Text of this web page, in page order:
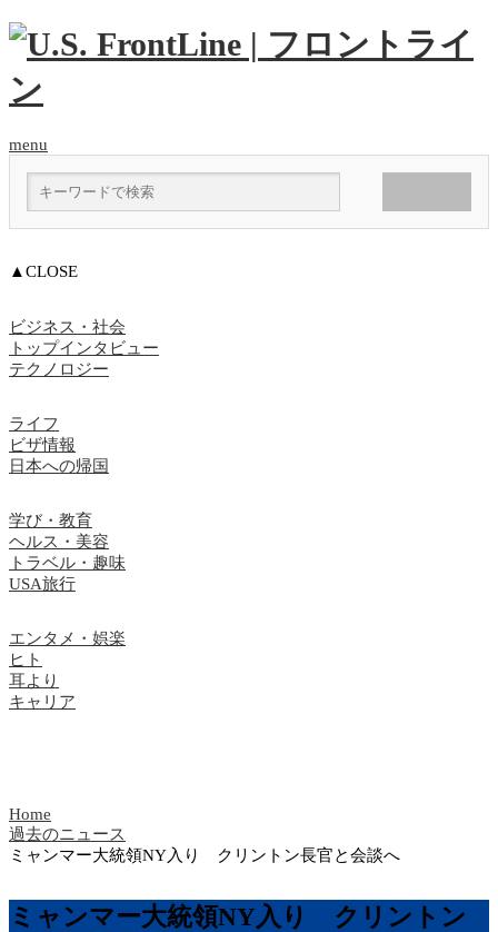
menu
▲CLOSE
ビジネス・社会
トップインタビュー
テクノロジー
ライフ
ビザ情報
日本への帰国
学び・教育
ヘルス・美容
トラベル・趣味
USA旅行
エンタメ・娯楽
ヒト
耳より
キャリア
Home
過去のニュース
ミャンマー大統領NY入り クリントン長官と会談へ
ミャンマー大統領NY入り クリントン